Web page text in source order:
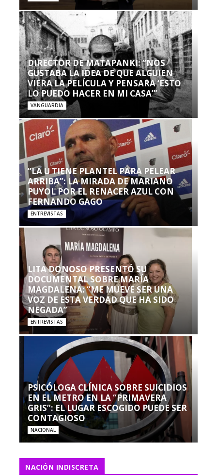
DIRECTOR DE MATAPANKI: “NOS
GUSTABA LA IDEA DE QUE ALGUIEN
VIERA LA PELÍCULA Y PENSARA ‘ESTO
LO PUEDO HACER EN MI CASA’”
VANGUARDIA
“LA U TIENE PLANTEL PARA PELEAR
ARRIBA”: LA MIRADA DE MARIANO
PUYOL POR EL RENACER AZUL CON
FERNANDO GAGO
ENTREVISTAS
LITA DONOSO PRESENTÓ SU
DOCUMENTAL SOBRE MARÍA
MAGDALENA: “ME MUEVE SER UNA
VOZ DE ESTA VERDAD QUE HA SIDO
NEGADA”
ENTREVISTAS
PSICÓLOGA CLÍNICA SOBRE SUICIDIOS
EN EL METRO EN LA “PRIMAVERA
GRIS”: EL LUGAR ESCOGIDO PUEDE SER
CONTAGIOSO
NACIONAL
NACIÓN INDISCRETA